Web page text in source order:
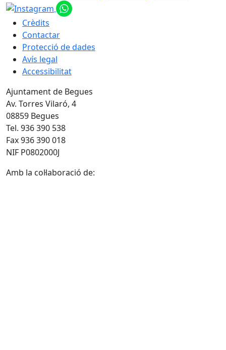
Crèdits
Contactar
Protecció de dades
Avís legal
Accessibilitat
Ajuntament de Begues
Av. Torres Vilaró, 4
08859 Begues
Tel. 936 390 538
Fax 936 390 018
NIF P0802000J
Amb la col·laboració de: